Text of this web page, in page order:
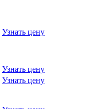
Узнать цену
Узнать цену
Узнать цену